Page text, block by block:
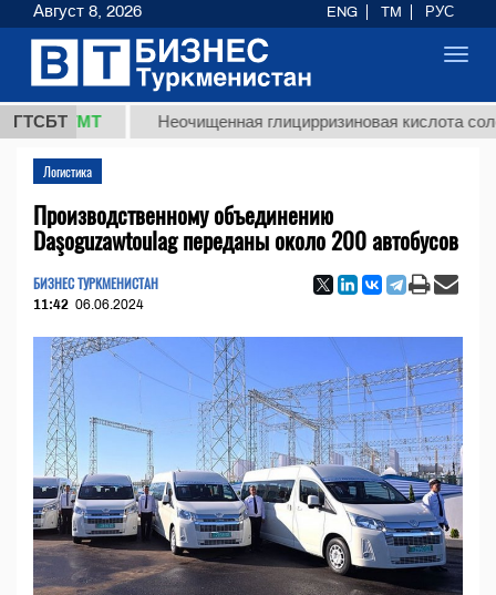
ГТСБТ
ТМТ Неочищенная глицирризиновая кислота
Логистика
Производственному объединению
Daşoguzawtoulag переданы около 200 автобусов
БИЗНЕС ТУРКМЕНИСТАН
11:42 06.06.2024
Август 8, 2026 ENG TM РУС